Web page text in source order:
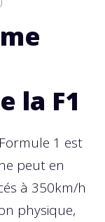
la F1
1 est
peut en
à 350km/h
physique,